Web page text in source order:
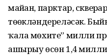
майҙан, парктар,
төҙөкләндереләсәк.
ҡала мөхите” милли
ашырыу өсөн 1,4